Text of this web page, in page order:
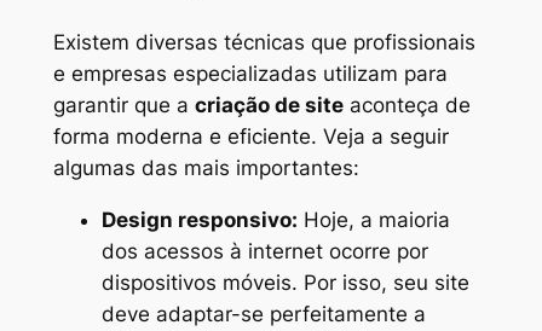
Existem diversas técnicas que profissionais
e empresas especializadas utilizam para
garantir que a criação de siteaconteça de
forma moderna e eficiente. Veja a seguir
algumas das mais importantes:
Design responsivo: Hoje, a maioria
dos acessos à internet ocorre por
dispositivos móveis. Por isso, seu site
deve adaptar-se perfeitamente a